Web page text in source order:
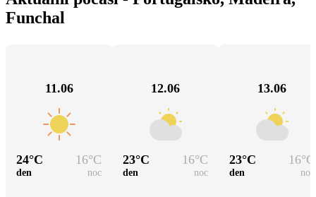
Funchal
11.06
24°C 16°C
den noc
12.06
23°C 16°C
den noc
13.06
23°C 16°C
den noc